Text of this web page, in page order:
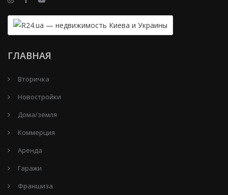
ГЛАВНАЯ
Вторичка
Новостройки
Дома/земля
Коммерция
Аренда
Гаражи
Франшиза